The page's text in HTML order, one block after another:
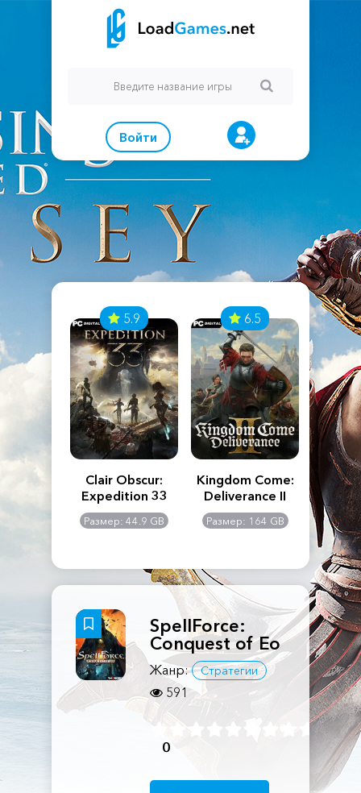
Войти
Creed
5.9
Clair Obscur:
Expedition 33
Размер: 44.9 GB
6.5
Kingdom Come:
Deliverance II
Размер: 164 GB
The
SpellForce:
Conquest of Eo
Жанр: Стратегии
591
0